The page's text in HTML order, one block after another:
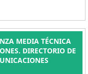
MEDIA TÉCNICA
DIRECTORIO DE